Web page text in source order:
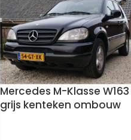
Mercedes M-Klasse W163
grijs kenteken ombouw